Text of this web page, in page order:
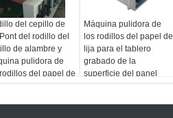
del cepillo de
del rodillo del
de alambre y
pulidora de
del papel de
el piso de
Máquina pulidora de
los rodillos del papel de
lija para el tablero
grabado de la
superficie del panel
antes después de la